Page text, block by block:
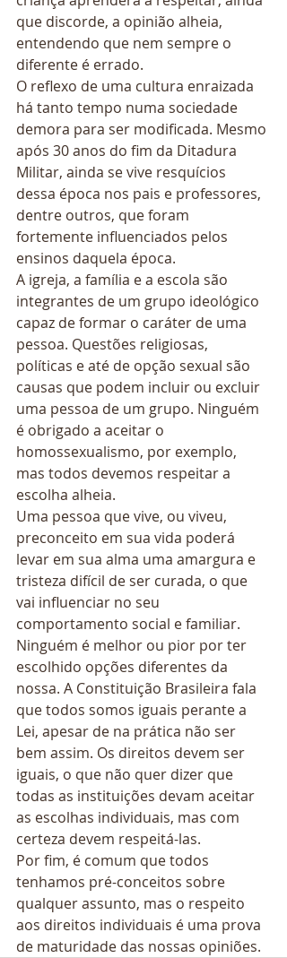
que discorde, a opinião alheia,
entendendo que nem sempre o
diferente é errado.
O reflexo de uma cultura enraizada
há tanto tempo numa sociedade
demora para ser modificada. Mesmo
após 30 anos do fim da Ditadura
Militar, ainda se vive resquícios
dessa época nos pais e professores,
dentre outros, que foram
fortemente influenciados pelos
ensinos daquela época.
A igreja, a família e a escola são
integrantes de um grupo ideológico
capaz de formar o caráter de uma
pessoa. Questões religiosas,
políticas e até de opção sexual são
causas que podem incluir ou excluir
uma pessoa de um grupo. Ninguém
é obrigado a aceitar o
homossexualismo, por exemplo,
mas todos devemos respeitar a
escolha alheia.
Uma pessoa que vive, ou viveu,
preconceito em sua vida poderá
levar em sua alma uma amargura e
tristeza difícil de ser curada, o que
vai influenciar no seu
comportamento social e familiar.
Ninguém é melhor ou pior por ter
escolhido opções diferentes da
nossa. A Constituição Brasileira fala
que todos somos iguais perante a
Lei, apesar de na prática não ser
bem assim. Os direitos devem ser
iguais, o que não quer dizer que
todas as instituições devam aceitar
as escolhas individuais, mas com
certeza devem respeitá-las.
Por fim, é comum que todos
tenhamos pré-conceitos sobre
qualquer assunto, mas o respeito
aos direitos individuais é uma prova
de maturidade das nossas opiniões.